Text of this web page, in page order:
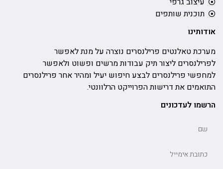
תוכנית שותפים
אודותינו
מערכת טאלנטים פרילנסרים נוצרה על מנת לאפשר
לפרילנסרים ליצור תיק עבודות מרשים ופשוט ולאפשר
למחפשי פרילנסרים לבצע חיפוש יעיל ומהיר אחר פרילנסרים
התואמים את דרישות הפרוייקט הרלוונטי.
הרשמו לעדכונים